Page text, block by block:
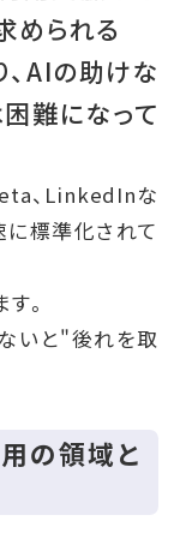
められる
AIの助けな
難になって
、LinkedInな
標準化されて
。
いと"後れを取
の領域と